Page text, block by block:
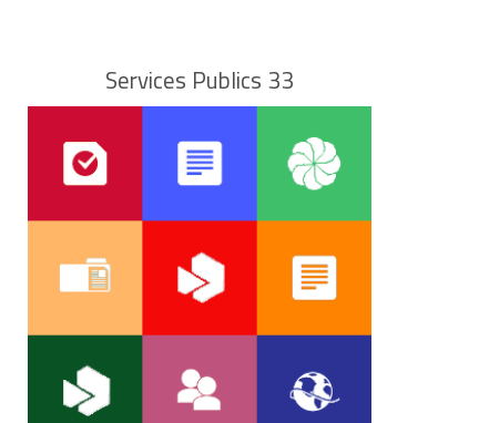
Services Publics 33